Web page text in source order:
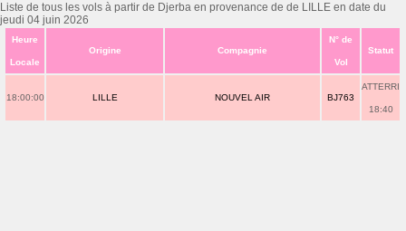
Liste de tous les vols à partir de Djerba en provenance de de LILLE en date du
jeudi 04 juin 2026
Heure
Locale
Origine Compagnie
N° de
Vol
Statut
18:00:00 LILLE NOUVEL AIR BJ763
ATTERRI
18:40